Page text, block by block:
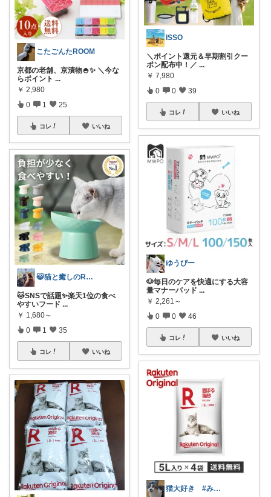
こたごんたROOM
京都の老舗、京漬物🍚✨ ＼今な
らポイント ...
￥ 2,980
0 1 25
コレ いいね
😺猫と癒しのRoom😺
🐱SNSで話題✨楽天1位の食べ
やすいフード ...
￥ 1,680～
0 1 35
コレ いいね
ISSO
＼ポイント還元＆早期割引クー
ポン配布中！／ ...
￥ 7,980
0 0 39
コレ いいね
ゆうぴー
🐶毎日のケアを快適にする大容
量マナーパッド ...
￥ 2,261～
0 0 46
コレ いいね
猫大好き #みなさんのお気持ちに感謝